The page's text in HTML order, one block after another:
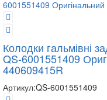
Колодки гальмівні
QS-6001551409
440609415R
Артикул:QS-6001551409